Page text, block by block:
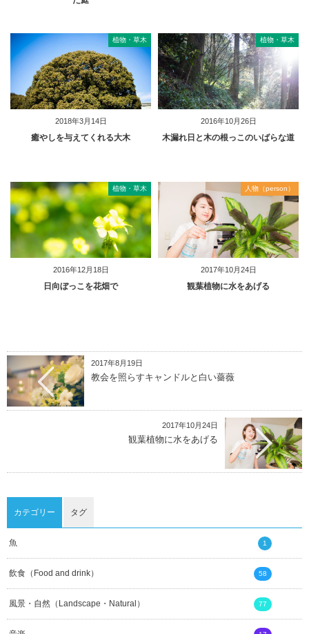
2018年3月14日
植物・草木
癒やしを与えてくれる大木
2016年10月26日
植物・草木
木漏れ日と木の根っこのいばらな道
2016年12月18日
植物・草木
日向ぼっこを花畑で
2017年10月24日
人物（person）
観葉植物に水をあげる
2017年8月19日
教会を照らすキャンドルと白い薔薇
2017年10月24日
観葉植物に水をあげる
カテゴリー タグ
魚 1
飲食（Food and drink） 58
風景・自然（Landscape・Natural） 77